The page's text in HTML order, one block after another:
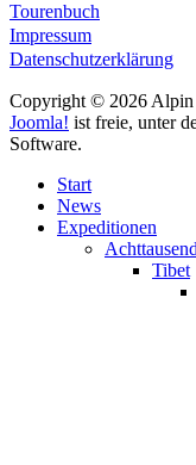
Tourenbuch
Impressum
Datenschutzerklärung
Copyright © 2026 Alpin
Joomla! ist freie, unter
Software.
Start
News
Expeditionen
Tibet